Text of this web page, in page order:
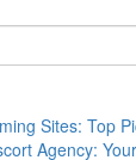
Sites: Top
Agency: